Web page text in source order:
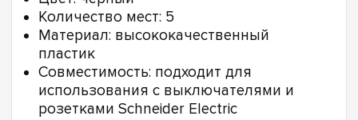
Количество мест: 5
Материал: высококачественный
пластик
Совместимость: подходит для
использования с выключателями и
розетками Schneider Electric